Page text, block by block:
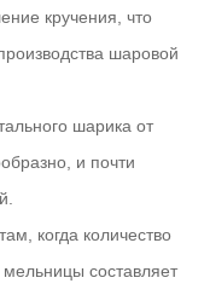
кручения, что
шаровой
шарика от
и почти
когда количество
составляет